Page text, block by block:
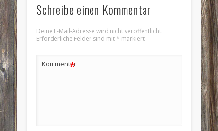
Schreibe einen Kommentar
Deine E-Mail-Adresse wird nicht veröffentlicht.
Erforderliche Felder sind mit* markiert
Kommentar
*